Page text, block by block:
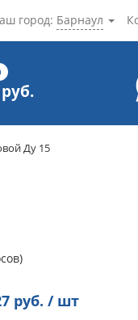
город: Барнаул
Ду 15
руб. / шт